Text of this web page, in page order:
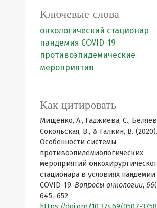
Ключевые слова
онкологический стационар
пандемия COVID-19
противоэпидемические
мероприятия
Как цитировать
Мищенко, А., Гаджиева, С.,
Сокольская, В., & Галкин, В. (2020).
Особенности системы
противоэпидемиологических
мероприятий
стационара в условиях пандемии
COVID-19. Вопросы онкологии, 66
645–652.